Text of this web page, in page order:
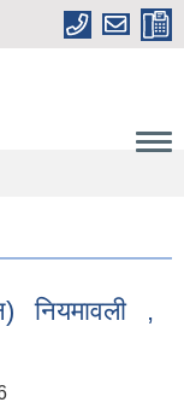
नियमावली ,